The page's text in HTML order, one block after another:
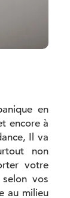
en
encore à
Il va
non
votre
vos
au milieu